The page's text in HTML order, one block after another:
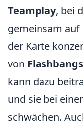
Teamplay, bei
gemeinsam
der Karte
von Flashbangs
kann dazu
und sie bei
schwächen.